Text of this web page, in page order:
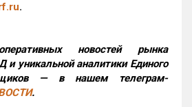
.
новостей рынка
и уникальной аналитики Единого
— в нашем телеграм-
.